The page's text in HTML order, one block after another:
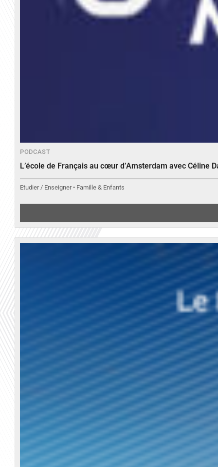
PODCAST
L’école de Français au cœur d’Amsterdam avec Céline
Etudier / Enseigner • Famille & Enfants